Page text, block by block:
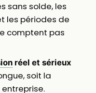
sans solde, les
les périodes de
comptent pas
réel et sérieux
soit la